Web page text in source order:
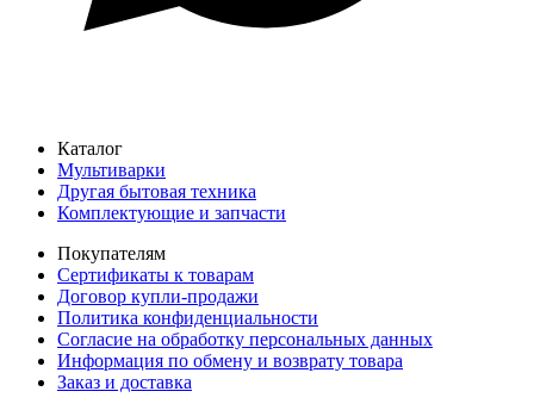
Каталог
Мультиварки
Другая бытовая техника
Комплектующие и запчасти
Покупателям
Сертификаты к товарам
Договор купли-продажи
Политика конфиденциальности
Согласие на обработку персональных данных
Информация по обмену и возврату товара
Заказ и доставка